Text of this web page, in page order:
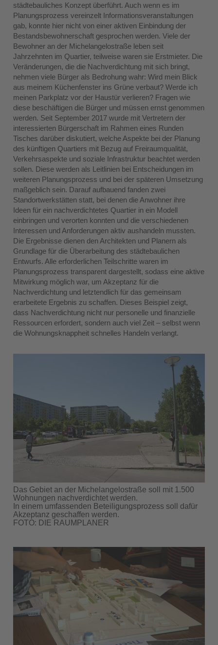
städtebauliches Konzept überführt. Auch wenn es im
Planungsprozess vereinzelt Informationsveranstaltungen
gab, konnte hier nicht von einer aktiven Einbindung der
Bestandsbewohnerschaft gesprochen werden. Viele der
Bewohner an der Michelangelostraße leben seit
Jahrzehnten im Quartier, teilweise waren sie Erstmieter. Die
Veränderungen, die die Nachverdichtung mit sich bringt,
nehmen viele Bürger als Bedrohung wahr: Wird mein Blick
aus meinem Küchenfenster ins Grüne verbaut? Werde ich
meinen Parkplatz vor der Haustür verlieren? Fragen wie
diese beschäftigen die Bürger und müssen ernst genommen
werden. Seit September 2017 wurde mit Vertretern der
interessierten Bürgerschaft im Rahmen eines Runden
Tisches darüber diskutiert, welche Aspekte bei der Planung
des künftigen Quartiers mit Bezug auf Freiraumqualität,
Verkehrsaspekte und soziale Infrastruktur beachtet werden
sollen. Diese werden als Leitlinien bei Entscheidungen im
weiteren Planungsprozess und bei der späteren Umsetzung
maßgeblich sein. Darauf aufbauend fanden zwei
Standortwerkstätten statt, bei denen die Anwohner ihre
Ideen für ein nachverdichtetes Quartier in ein Modell
einbringen und verorten konnten und die verschiedenen
Interessen und Anforderungen aktiv aushandeln mussten.
Die Ergebnisse dienen den Architekten und Planern als
Grundlage für die Überarbeitung des städtebaulichen
Entwurfs. Alle erforderlichen Teilschritte waren im
Planungsprozess transparent dargestellt, sodass eine aktive
Mitwirkung möglich war, um Akzeptanz für die
Nachverdichtung und letztendlich für das gemeinsam
erarbeitete Ergebnis zu schaffen. Dieses Beispiel zeigt,
dass Nachverdichtung nicht nur personelle und finanzielle
Ressourcen erfordert, sondern auch viel Zeit – selbst wenn
die Wohnungsknappheit schnelles Handeln verlangt.
Das Gebiet an der Michelangelostraße soll mit 1.500
Wohnungen nachverdichtet werden.
In einem umfassenden Beteiligungsprozess soll dafür
Akzeptanz geschaffen werden.
FOTO: DIE RAUMPLANER